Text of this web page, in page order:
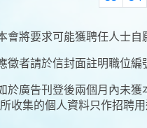
會將要求可能獲聘任人士自
徵者請於信封面註明職位編
於廣告刊登後兩個月內未獲
收集的個人資料只作招聘